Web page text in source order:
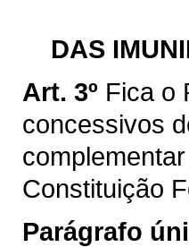
DAS
Art. 3º Fica o
concessivos
Constituição
Parágrafo